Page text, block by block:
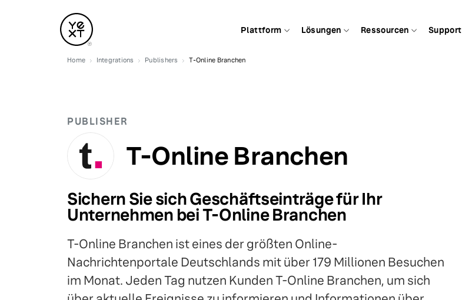
Plattform Lösungen Ressourcen Support
Home Integrations Publishers T-Online Branchen
PUBLISHER
T-Online Branchen
Sichern Sie sich Geschäftseinträge für Ihr
Unternehmen bei T-Online Branchen
T-Online Branchen ist eines der größten Online-
Nachrichtenportale Deutschlands mit über 179 Millionen Besuchen
im Monat. Jeden Tag nutzen Kunden T-Online Branchen, um sich